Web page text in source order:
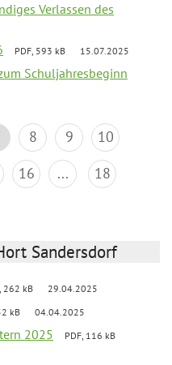
Verlassen des
PDF, 593 kB 15.07.2025
Schuljahresbeginn
8 9
10
16 ... 18
Sandersdorf
262 kB 29.04.2025
kB 04.04.2025
2025
PDF, 116 kB